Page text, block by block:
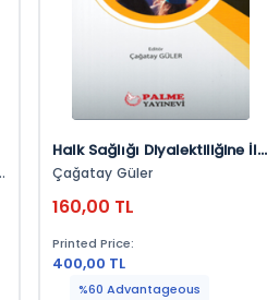
Halk Sağlığı Diyalektiliğine İlk
Adım
Çağatay Güler
160,00 TL
Printed Price:
400,00 TL
%60 Advantageous